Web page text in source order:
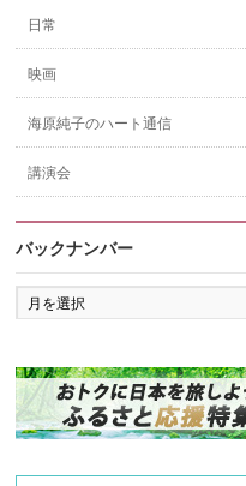
日常
映画
海原純子のハート通信
講演会
バックナンバー
バ
ッ
ン
バ
ー